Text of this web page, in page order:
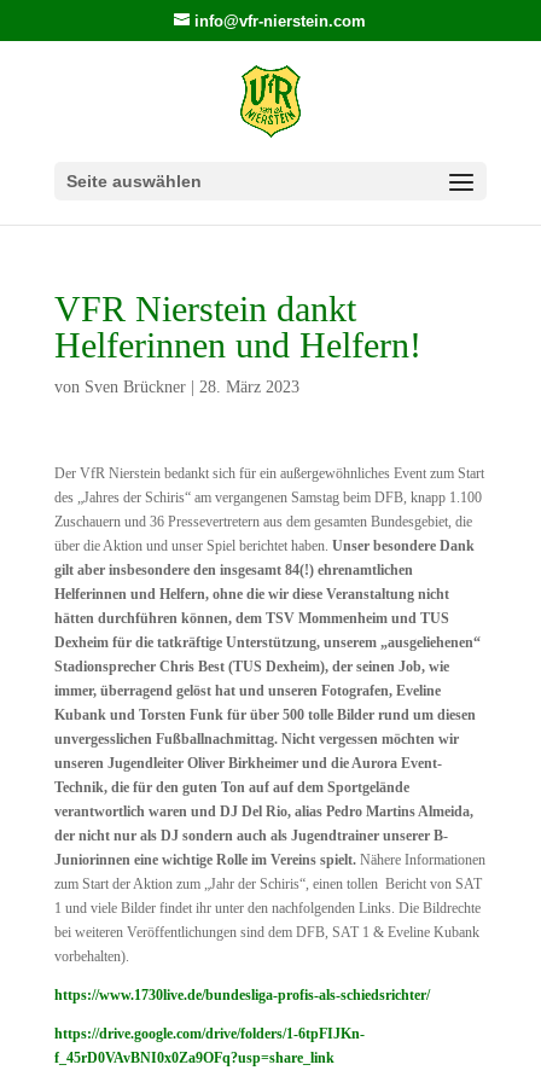
info@vfr-nierstein.com
Seite auswählen
VFR Nierstein dankt
Helferinnen und Helfern!
von Sven Brückner| 28. März 2023
Der VfR Nierstein bedankt sich für ein außergewöhnliches Event zum Start
des „Jahres der Schiris“ am vergangenen Samstag beim DFB, knapp 1.100
Zuschauern und 36 Pressevertretern aus dem gesamten Bundesgebiet, die
über die Aktion und unser Spiel berichtet haben. Unser besondere Dank
gilt aber insbesondere den insgesamt 84(!) ehrenamtlichen
Helferinnen und Helfern, ohne die wir diese Veranstaltung nicht
hätten durchführen können, dem TSV Mommenheim und TUS
Dexheim für die tatkräftige Unterstützung, unserem „ausgeliehenen“
Stadionsprecher Chris Best (TUS Dexheim), der seinen Job, wie
immer, überragend gelöst hat und unseren Fotografen, Eveline
Kubank und Torsten Funk für über 500 tolle Bilder rund um diesen
unvergesslichen Fußballnachmittag. Nicht vergessen möchten wir
unseren Jugendleiter Oliver Birkheimer und die Aurora Event-
Technik, die für den guten Ton auf auf dem Sportgelände
verantwortlich waren und DJ Del Rio, alias Pedro Martins Almeida,
der nicht nur als DJ sondern auch als Jugendtrainer unserer B-
Juniorinnen eine wichtige Rolle im Vereins spielt. Nähere Informationen
zum Start der Aktion zum „Jahr der Schiris“, einen tollen Bericht von SAT
1 und viele Bilder findet ihr unter den nachfolgenden Links. Die Bildrechte
bei weiteren Veröffentlichungen sind dem DFB, SAT 1 & Eveline Kubank
vorbehalten).
https://www.1730live.de/bundesliga-profis-als-schiedsrichter/
https://drive.google.com/drive/folders/1-6tpFIJKn-
f_45rD0VAvBNI0x0Za9OFq?usp=share_link